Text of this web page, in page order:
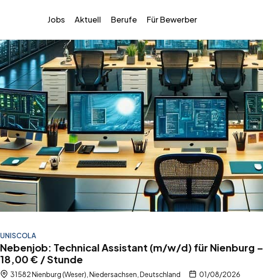
Jobs Aktuell Berufe Für Bewerber
UNISCOLA
Nebenjob: Technical Assistant (m/w/d) für Nienburg –
18,00 € / Stunde
31582 Nienburg (Weser), Niedersachsen, Deutschland 01/08/2026